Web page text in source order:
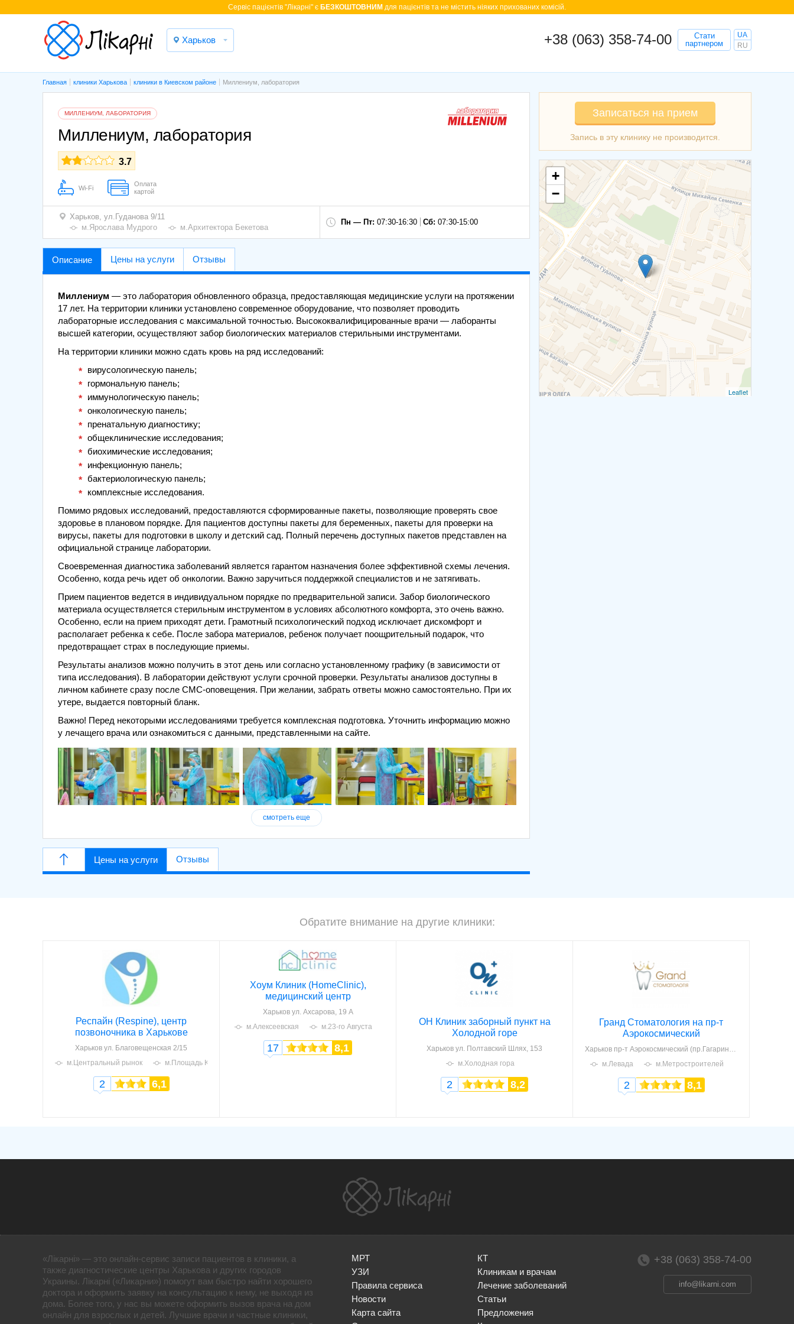
Cервіс пацієнтів "Лікарні" є БЕЗКОШТОВНИМ для пацієнтів та не містить ніяких прихованих комісій.
Харьков +38 (063) 358-74-00
Стати
партнером
UA
RU
Главная клиники Харькова клиники в Киевском районе Миллениум, лаборатория
МИЛЛЕНИУМ, ЛАБОРАТОРИЯ
Миллениум, лаборатория
3.7
Wi-Fi
Оплата
картой
Харьков, ул.Гуданова 9/11
м.Ярослава Мудрого
м.Архитектора Бекетова
Пн — Пт: 07:30-16:30 Сб: 07:30-15:00
Записаться на прием
+
−
Leaflet
Описание Цены на услуги Отзывы
Миллениум — это лаборатория обновленного образца, предоставляющая медицинские услуги на протяжении
17 лет. На территории клиники установлено современное оборудование, что позволяет проводить
лабораторные исследования с максимальной точностью. Высококвалифицированные врачи — лаборанты
высшей категории, осуществляют забор биологических материалов стерильными инструментами.
На территории клиники можно сдать кровь на ряд исследований:
вирусологическую панель;
гормональную панель;
иммунологическую панель;
онкологическую панель;
пренатальную диагностику;
общеклинические исследования;
биохимические исследования;
инфекционную панель;
бактериологическую панель;
комплексные исследования.
Помимо рядовых исследований, предоставляются сформированные пакеты, позволяющие проверять свое
здоровье в плановом порядке. Для пациентов доступны пакеты для беременных, пакеты для проверки на
вирусы, пакеты для подготовки в школу и детский сад. Полный перечень доступных пакетов представлен на
официальной странице лаборатории.
Своевременная диагностика заболеваний является гарантом назначения более эффективной схемы лечения.
Особенно, когда речь идет об онкологии. Важно заручиться поддержкой специалистов и не затягивать.
Прием пациентов ведется в индивидуальном порядке по предварительной записи. Забор биологического
материала осуществляется стерильным инструментом в условиях абсолютного комфорта, это очень важно.
Особенно, если на прием приходят дети. Грамотный психологический подход исключает дискомфорт и
располагает ребенка к себе. После забора материалов, ребенок получает поощрительный подарок, что
предотвращает страх в последующие приемы.
Результаты анализов можно получить в этот день или согласно установленному графику (в зависимости от
типа исследования). В лаборатории действуют услуги срочной проверки. Результаты анализов доступны в
личном кабинете сразу после СМС-оповещения. При желании, забрать ответы можно самостоятельно. При их
утере, выдается повторный бланк.
Важно! Перед некоторыми исследованиями требуется комплексная подготовка. Уточнить информацию можно
у лечащего врача или ознакомиться с данными, представленными на сайте.
смотреть еще
Цены на услуги Отзывы
Обратите внимание на другие клиники:
Респайн (Respine), центр
позвоночника в Харькове
Харьков ул. Благовещенская 2/15
м.Центральный рынок
м.Площадь Конституции
2 6,1
Хоум Клиник (HomeСlinic),
медицинский центр
Харьков ул. Ахсарова, 19 А
м.Алексеевская
м.23-го Августа
17 8,1
ОН Клиник заборный пункт на
Холодной горе
Харьков ул. Полтавский Шлях, 153
м.Холодная гора
2 8,2
Гранд Стоматология на пр-т
Аэрокосмический
Харьков пр-т Аэрокосмический (пр.Гагарина), 48
м.Левада
м.Метростроителей
2 8,1
«Лікарні» — это онлайн-сервис записи пациентов в клиники, а
также диагностические центры Харькова и других городов
Украины. Лікарні («Ликарни») помогут вам быстро найти хорошего
доктора и оформить заявку на консультацию к нему, не выходя из
дома. Более того, у нас вы можете оформить вызов врача на дом
онлайн для взрослых и детей. Лучшие врачи и частные клиники,
МРТ
КТ
УЗИ
Клиникам и врачам
Правила сервиса
Лечение заболеваний
Новости
Статьи
Карта сайта
Предложения
+38 (063) 358-74-00
info@likarni.com